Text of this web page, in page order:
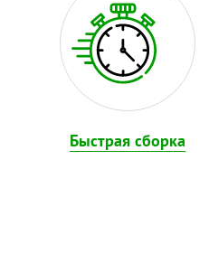
Быстрая сборка